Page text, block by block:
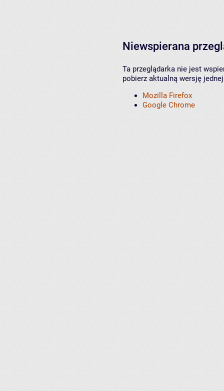
Niewspierana
Ta przeglądarka nie jest
pobierz aktualną wersję
Mozilla Firefox
Google Chrome